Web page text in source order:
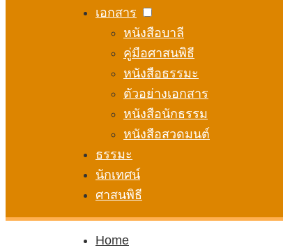
เอกสาร
หนังสือบาลี
คู่มือศาสนพิธี
หนังสือธรรมะ
ตัวอย่างเอกสาร
หนังสือนักธรรม
หนังสือสวดมนต์
ธรรมะ
นักเทศน์
ศาสนพิธี
Home